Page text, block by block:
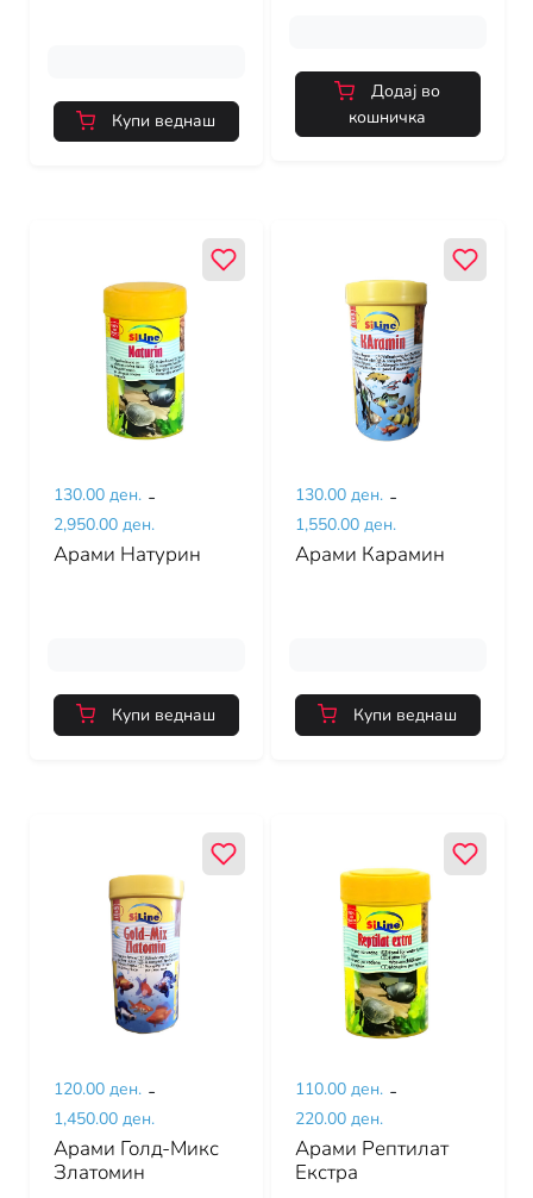
Купи веднаш
Додај во
кошничка
130.00 ден. -
2,950.00 ден.
Арами Натурин
Купи веднаш
130.00 ден. -
1,550.00 ден.
Арами Карамин
Купи веднаш
120.00 ден. -
1,450.00 ден.
Арами Голд-Микс
Златомин
110.00 ден. -
220.00 ден.
Арами Рептилат
Екстра